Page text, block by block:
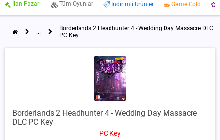
İlan Pazarı Tüm Oyunlar İndirimli Ürünler Game Gold
...
Borderlands 2 Headhunter 4 - Wedding Day Massacre DLC
PC Key
Borderlands 2 Headhunter 4 - Wedding Day Massacre
DLC PC Key
PC Key